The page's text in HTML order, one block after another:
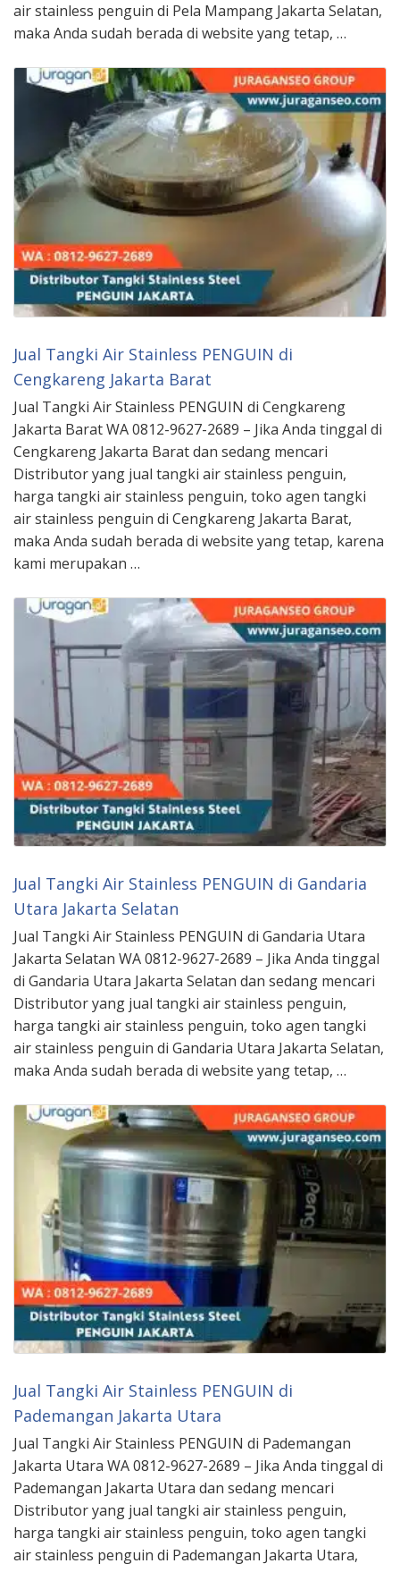
air stainless penguin di Pela Mampang Jakarta Selatan,
maka Anda sudah berada di website yang tetap, …
Jual Tangki Air Stainless PENGUIN di
Cengkareng Jakarta Barat
Jual Tangki Air Stainless PENGUIN di Cengkareng
Jakarta Barat WA 0812-9627-2689 – Jika Anda tinggal di
Cengkareng Jakarta Barat dan sedang mencari
Distributor yang jual tangki air stainless penguin,
harga tangki air stainless penguin, toko agen tangki
air stainless penguin di Cengkareng Jakarta Barat,
maka Anda sudah berada di website yang tetap, karena
kami merupakan …
Jual Tangki Air Stainless PENGUIN di Gandaria
Utara Jakarta Selatan
Jual Tangki Air Stainless PENGUIN di Gandaria Utara
Jakarta Selatan WA 0812-9627-2689 – Jika Anda tinggal
di Gandaria Utara Jakarta Selatan dan sedang mencari
Distributor yang jual tangki air stainless penguin,
harga tangki air stainless penguin, toko agen tangki
air stainless penguin di Gandaria Utara Jakarta Selatan,
maka Anda sudah berada di website yang tetap, …
Jual Tangki Air Stainless PENGUIN di
Pademangan Jakarta Utara
Jual Tangki Air Stainless PENGUIN di Pademangan
Jakarta Utara WA 0812-9627-2689 – Jika Anda tinggal di
Pademangan Jakarta Utara dan sedang mencari
Distributor yang jual tangki air stainless penguin,
harga tangki air stainless penguin, toko agen tangki
air stainless penguin di Pademangan Jakarta Utara,